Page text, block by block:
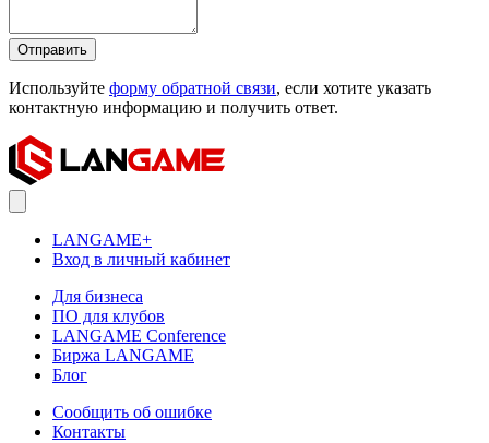
Отправить
Используйте форму обратной связи, если хотите указать
контактную информацию и получить ответ.
LANGAME+
Вход в личный кабинет
Для бизнеса
ПО для клубов
LANGAME Conference
Биржа LANGAME
Блог
Сообщить об ошибке
Контакты